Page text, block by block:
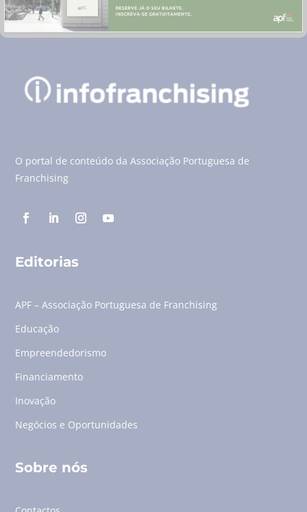
O portal de conteúdo da Associação Portuguesa de
Franchising
Editorias
APF – Associação Portuguesa de Franchising
Educação
Empreendedorismo
Financiamento
Inovação
Negócios e Oportunidades
Sobre nós